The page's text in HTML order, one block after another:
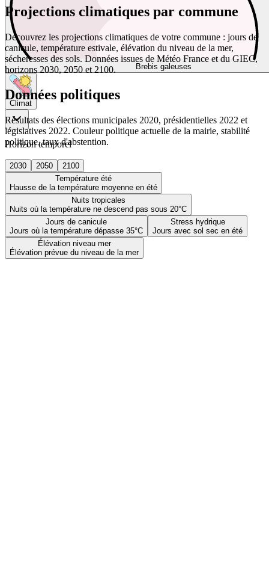
Brebis galeuses
Climat
Horizon temporel
2030 2050
2100
Température été
Hausse de la température moyenne en été
Nuits tropicales
Nuits où la température ne descend pas sous 20°C
Jours de canicule
Jours où la température dépasse 35°C
Stress hydrique
Jours avec sol sec en été
Élévation niveau mer
Élévation prévue du niveau de la mer
Projections climatiques par commune
Découvrez les projections climatiques de votre commune : jours de
canicule, température estivale, élévation du niveau de la mer,
sécheresses des sols. Données issues de Météo France et du GIEC,
horizons 2030, 2050 et 2100.
Données politiques
Résultats des élections municipales 2020, présidentielles 2022 et
législatives 2022. Couleur politique actuelle de la mairie, stabilité
politique, taux d'abstention.